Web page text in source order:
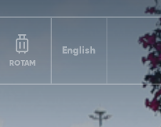
ROTAM
English